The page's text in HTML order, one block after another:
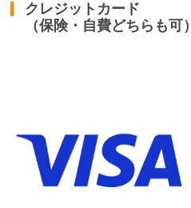
クレジットカード
（保険・自費どちらも可）